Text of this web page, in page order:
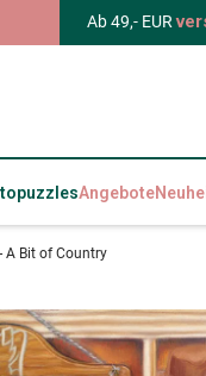
Ab 49,- EUR
Angebote
A Bit of Country